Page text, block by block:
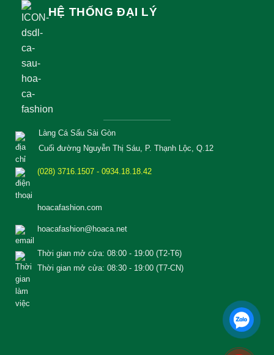
HỆ THỐNG ĐẠI LÝ
Làng Cá Sấu Sài Gòn
Cuối đường Nguyễn Thị Sáu, P. Thạnh Lộc, Q.12
(028) 3716.1507 - 0934.18.18.42
hoacafashion.com
hoacafashion@hoaca.net
Thời gian mở cửa: 08:00 - 19:00 (T2-T6)
Thời gian mở cửa: 08:30 - 19:00 (T7-CN)